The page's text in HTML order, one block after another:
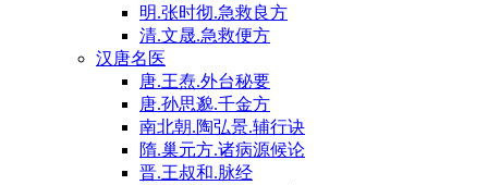
明.张时彻.急救良方
清.文晟.急救便方
汉唐名医
唐.王焘.外台秘要
唐.孙思邈.千金方
南北朝.陶弘景.辅行诀
隋.巢元方.诸病源候论
晋.王叔和.脉经